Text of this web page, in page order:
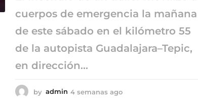
cuerpos de emergencia la mañana
de este sábado en el kilómetro 55
de la autopista Guadalajara–Tepic,
en dirección...
by admin 4 semanas ago